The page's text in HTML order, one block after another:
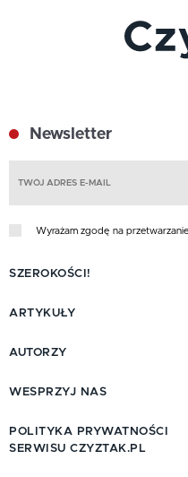
Newsletter
Wyrażam zgodę na
SZEROKOŚCI!
ARTYKUŁY
AUTORZY
WESPRZYJ NAS
POLITYKA PRYWATNOŚCI
SERWISU CZYZTAK.PL